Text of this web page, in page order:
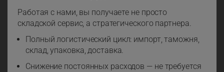
Работая с нами, вы получаете не просто
складской сервис, а стратегического партнера.
Полный логистический цикл: импорт, таможня,
склад, упаковка, доставка.
Снижение постоянных расходов — не требуется